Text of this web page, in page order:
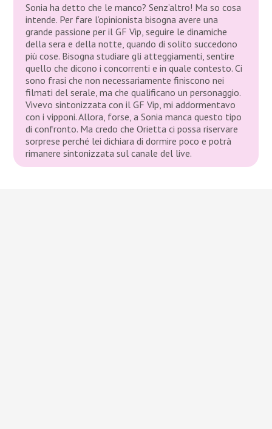
Sonia ha detto che le manco? Senz’altro! Ma so cosa
intende. Per fare l’opinionista bisogna avere una
grande passione per il GF Vip, seguire le dinamiche
della sera e della notte, quando di solito succedono
più cose. Bisogna studiare gli atteggiamenti, sentire
quello che dicono i concorrenti e in quale contesto. Ci
sono frasi che non necessariamente finiscono nei
filmati del serale, ma che qualificano un personaggio.
Vivevo sintonizzata con il GF Vip, mi addormentavo
con i vipponi. Allora, forse, a Sonia manca questo tipo
di confronto. Ma credo che Orietta ci possa riservare
sorprese perché lei dichiara di dormire poco e potrà
rimanere sintonizzata sul canale del live.